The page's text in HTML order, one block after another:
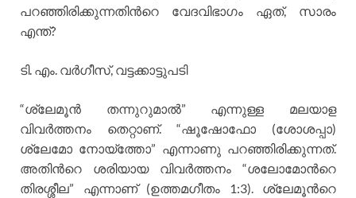
പറഞ്ഞിരിക്കുന്നതിന്‍റെ വേദവിഭാഗം ഏത്, സാരം
എന്ത്?
ടി. എം. വര്‍ഗീസ്, വട്ടക്കാട്ടുപടി
“ശ്ലേമൂന്‍ തന്നുറുമാല്‍” എന്നുള്ള മലയാള
വിവര്‍ത്തനം തെറ്റാണ്. “ഷൂഷോഫോ (ശോശപ്പാ)
ശ്ലേമോ നോയ്ത്തോ” എന്നാണു പറഞ്ഞിരിക്കുന്നത്.
അതിന്‍റെ ശരിയായ വിവര്‍ത്തനം “ശലോമോന്‍റെ
തിരശ്ശീല” എന്നാണ് (ഉത്തമഗീതം 1:3). ശ്ലേമൂന്‍റെ